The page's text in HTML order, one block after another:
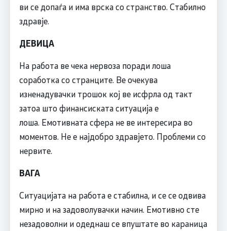
ви се допаѓа и има врска со странство. Стабилно
здравје.
ДЕВИЦА
На работа ве чека нервоза поради лоша
соработка со странците. Ве очекува
изненадувачки трошок кој ве исфрла од такт
затоа што финансиската ситуација е
лоша. Емотивната сфера не ве интересира во
моментов. Не е најдобро здравјето. Проблеми со
нервите.
ВАГА
Ситуацијата на работа е стабилна, и се се одвива
мирно и на задоволувачки начин. Емотивно сте
незадоволни и одеднаш се впуштате во караница